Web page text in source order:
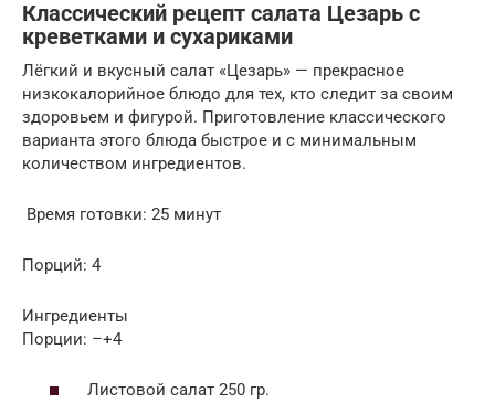
Классический рецепт салата Цезарь с
креветками и сухариками
Лёгкий и вкусный салат «Цезарь» — прекрасное
низкокалорийное блюдо для тех, кто следит за своим
здоровьем и фигурой. Приготовление классического
варианта этого блюда быстрое и с минимальным
количеством ингредиентов.
Время готовки: 25 минут
Порций: 4
Ингредиенты
Порции: –+4
Листовой салат 250 гр.